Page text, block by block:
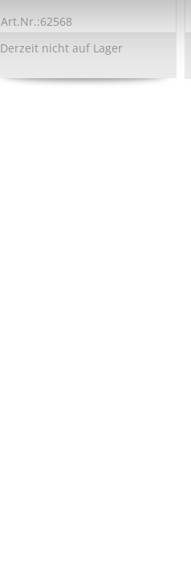
Art.Nr.:62568
Derzeit nicht auf Lager